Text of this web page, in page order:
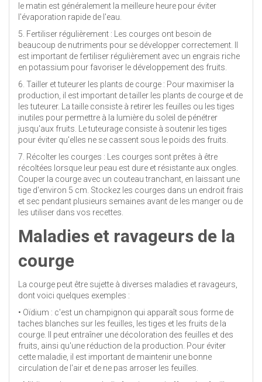
le matin est généralement la meilleure heure pour éviter
l'évaporation rapide de l'eau.
5. Fertiliser régulièrement : Les courges ont besoin de
beaucoup de nutriments pour se développer correctement. Il
est important de fertiliser régulièrement avec un engrais riche
en potassium pour favoriser le développement des fruits.
6. Tailler et tuteurer les plants de courge : Pour maximiser la
production, il est important de tailler les plants de courge et de
les tuteurer. La taille consiste à retirer les feuilles ou les tiges
inutiles pour permettre à la lumière du soleil de pénétrer
jusqu'aux fruits. Le tuteurage consiste à soutenir les tiges
pour éviter qu'elles ne se cassent sous le poids des fruits.
7. Récolter les courges : Les courges sont prêtes à être
récoltées lorsque leur peau est dure et résistante aux ongles.
Couper la courge avec un couteau tranchant, en laissant une
tige d'environ 5 cm. Stockez les courges dans un endroit frais
et sec pendant plusieurs semaines avant de les manger ou de
les utiliser dans vos recettes.
Maladies et ravageurs de la
courge
La courge peut être sujette à diverses maladies et ravageurs,
dont voici quelques exemples :
• Oïdium : c'est un champignon qui apparaît sous forme de
taches blanches sur les feuilles, les tiges et les fruits de la
courge. Il peut entraîner une décoloration des feuilles et des
fruits, ainsi qu'une réduction de la production. Pour éviter
cette maladie, il est important de maintenir une bonne
circulation de l'air et de ne pas arroser les feuilles.